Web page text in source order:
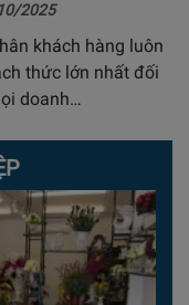
2025
khách hàng luôn
thức lớn nhất đối
doanh…